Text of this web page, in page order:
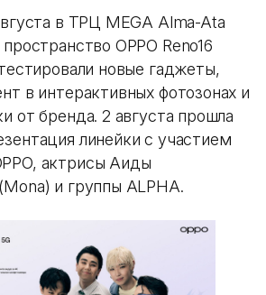
в ТРЦ MEGA Alma-Ata
OPPO Reno16
новые гаджеты,
в интерактивных фотозонах и
от бренда. 2 августа прошла
линейки с участием
актрисы Аиды
и группы ALPHA.